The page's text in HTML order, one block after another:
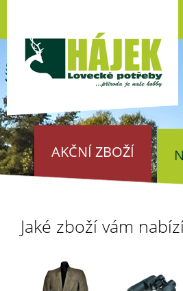
AKČNÍ ZBOŽÍ
Jaké zboží vám